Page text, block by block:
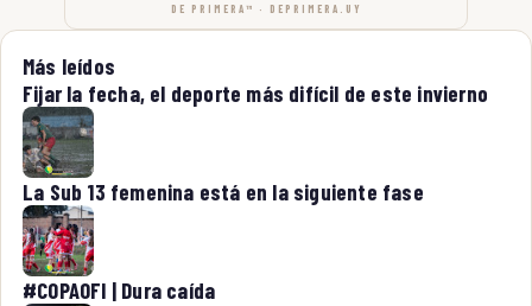
DE PRIMERA™ · DEPRIMERA.UY
Más leídos
Fijar la fecha, el deporte más difícil de este invierno
La Sub 13 femenina está en la siguiente fase
#COPAOFI | Dura caída